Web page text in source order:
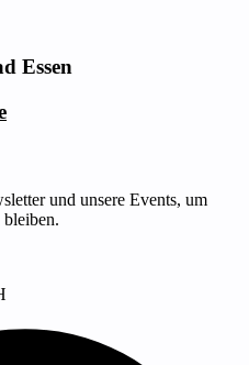
Essen
und unsere Events, um
bleiben.